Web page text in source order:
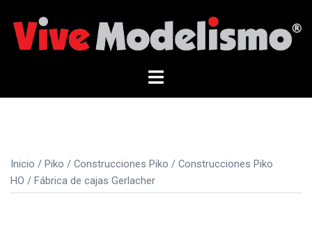
contenido
Alternar
Inicio / Piko / Construcciones Piko / Construcciones Piko
HO / Fábrica de cajas Gerlacher